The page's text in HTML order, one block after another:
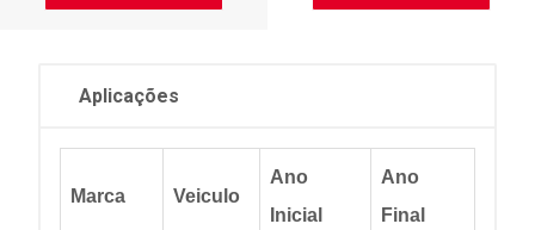
Aplicações
Marca Veiculo
Ano
Inicial
Ano
Final